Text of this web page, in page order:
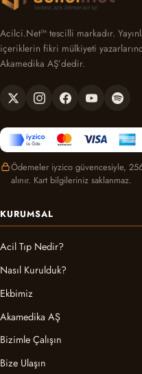
Acilci.Net™ tescilli markadır.
içeriklerin fikri mülkiyeti
Akamedika AŞ’dedir.
Ödemeler iyzico güvencesiyle,
alınır. Kart bilgileriniz saklanmaz.
KURUMSAL
Acil Tıp Nedir?
Nasıl Kurulduk?
Ekbimiz
Akamedika AŞ
Bizimle Çalışın
Bize Ulaşın